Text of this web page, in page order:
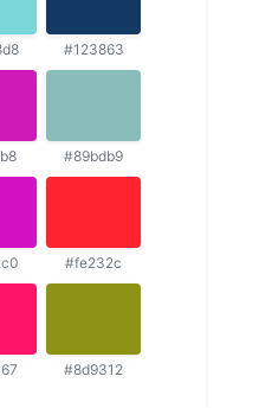
#123863
#89bdb9
#fe232c
#8d9312